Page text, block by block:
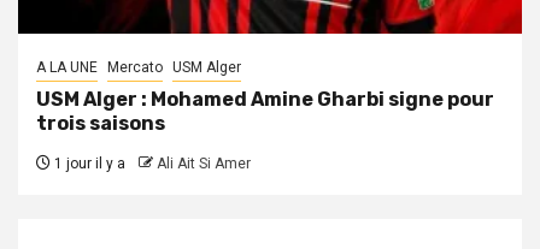
A LA UNE Mercato USM Alger
USM Alger : Mohamed Amine Gharbi signe pour
trois saisons
1 jour il y a Ali Ait Si Amer